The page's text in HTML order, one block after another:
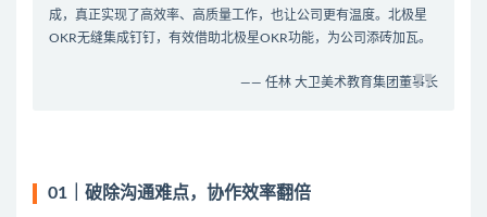
成，真正实现了高效率、高质量工作，也让公司更有温度。北极星
OKR无缝集成钉钉，有效借助北极星OKR功能，为公司添砖加瓦。
—— 任林 大卫美术教育集团董事长
01｜破除沟通难点，协作效率翻倍